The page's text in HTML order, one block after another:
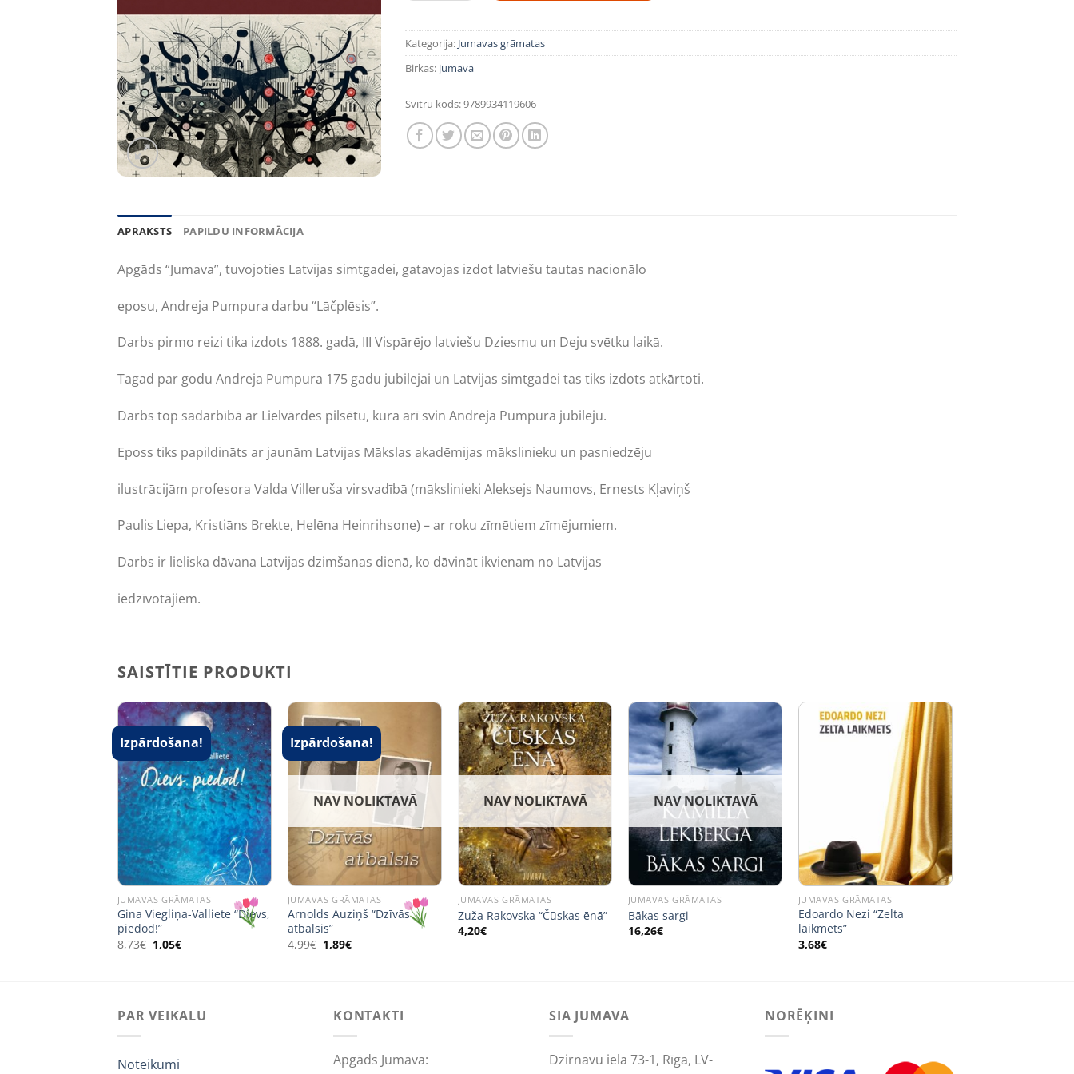
Kategorija: Jumavas grāmatas
Birkas: jumava
Svītru kods:9789934119606
APRAKSTS PAPILDU INFORMĀCIJA
Apgāds “Jumava”, tuvojoties Latvijas simtgadei, gatavojas izdot latviešu tautas nacionālo
eposu, Andreja Pumpura darbu “Lāčplēsis”.
Darbs pirmo reizi tika izdots 1888. gadā, III Vispārējo latviešu Dziesmu un Deju svētku laikā.
Tagad par godu Andreja Pumpura 175 gadu jubilejai un Latvijas simtgadei tas tiks izdots atkārtoti.
Darbs top sadarbībā ar Lielvārdes pilsētu, kura arī svin Andreja Pumpura jubileju.
Eposs tiks papildināts ar jaunām Latvijas Mākslas akadēmijas mākslinieku un pasniedzēju
ilustrācijām profesora Valda Villeruša virsvadībā (mākslinieki Aleksejs Naumovs, Ernests Kļaviņš
Paulis Liepa, Kristiāns Brekte, Helēna Heinrihsone) – ar roku zīmētiem zīmējumiem.
Darbs ir lieliska dāvana Latvijas dzimšanas dienā, ko dāvināt ikvienam no Latvijas
iedzīvotājiem.
SAISTĪTIE PRODUKTI
Izpārdošana!
JUMAVAS GRĀMATAS
Gina Viegliņa-Valliete “Dievs,
piedod!”
8,73€ Original
price
1,05€Current
Izpārdošana!
NAV NOLIKTAVĀ
JUMAVAS GRĀMATAS
Arnolds Auziņš “Dzīvās
atbalsis”
4,99€ Original
price
1,89€Current
NAV NOLIKTAVĀ
JUMAVAS GRĀMATAS
Zuža Rakovska “Čūskas ēnā”
4,20€
NAV NOLIKTAVĀ
JUMAVAS GRĀMATAS
Bākas sargi
16,26€
JUMAVAS GRĀMATAS
Edoardo Nezi “Zelta
laikmets”
3,68€
PAR VEIKALU
Noteikumi
KONTAKTI
Apgāds Jumava:
SIA JUMAVA
Dzirnavu iela 73-1, Rīga, LV-
NORĒĶINI